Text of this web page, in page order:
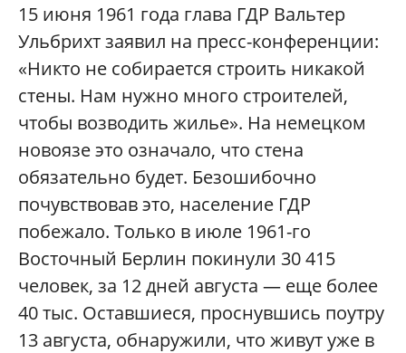
15 июня 1961 года глава ГДР Вальтер
Ульбрихт заявил на пресс-конференции:
«Никто не собирается строить никакой
стены. Нам нужно много строителей,
чтобы возводить жилье». На немецком
новоязе это означало, что стена
обязательно будет. Безошибочно
почувствовав это, население ГДР
побежало. Только в июле 1961-го
Восточный Берлин покинули 30 415
человек, за 12 дней августа — еще более
40 тыс. Оставшиеся, проснувшись поутру
13 августа, обнаружили, что живут уже в